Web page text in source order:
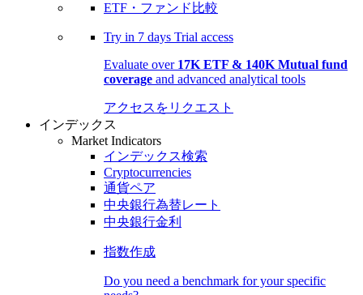
ETF・ファンド比較
Try in 7 days Trial access
Evaluate over 17K ETF & 140K Mutual fund
coverage and advanced analytical tools
アクセスをリクエスト
インデックス
Market Indicators
インデックス検索
Cryptocurrencies
通貨ペア
中央銀行為替レート
中央銀行金利
指数作成
Do you need a benchmark for your specific